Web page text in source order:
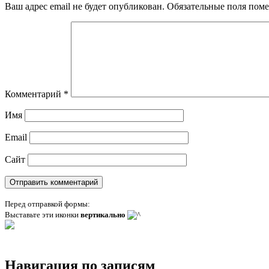
Ваш адрес email не будет опубликован. Обязательные поля
Комментарий *
Имя
Email
Сайт
Перед отправкой формы:
Выставьте эти иконки вертикально
Навигация по записям